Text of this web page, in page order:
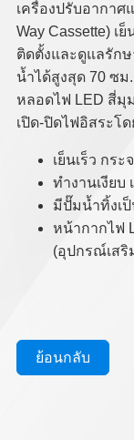
เครื่องปรับอากาศ
Way Cassette) เ
ติดตั้งและดูแลรัก
น้ำได้สูงสุด 70 ซ
หลอดไฟ LED สี่มุ
เปิด-ปิดไฟอิสระโ
เย็นเร็ว กร
ทำงานเงียบ
มีปั๊มน้ำทิ้งเ
หน้ากากไฟ
(อุปกรณ์เสริ
ย้อนกลับ